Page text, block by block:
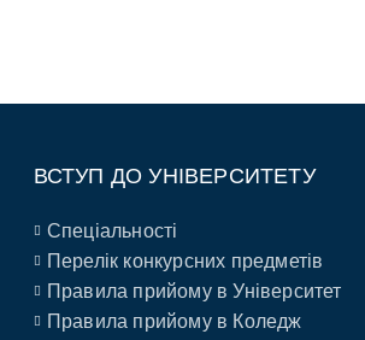
ВСТУП ДО УНІВЕРСИТЕТУ
Спеціальності
Перелік конкурсних предметів
Правила прийому в Університет
Правила прийому в Коледж